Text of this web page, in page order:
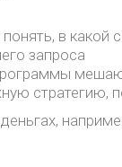
в какой
запроса